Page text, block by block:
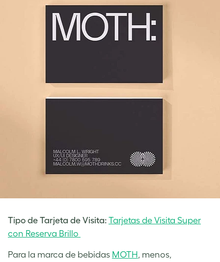
Tipo de Tarjeta de Visita: Tarjetas de Visita Super
con Reserva Brillo
Para la marca de bebidas MOTH , menos,